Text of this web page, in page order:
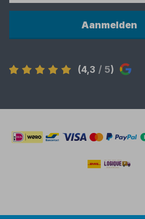
Aanmelden
(4,3 / 5)